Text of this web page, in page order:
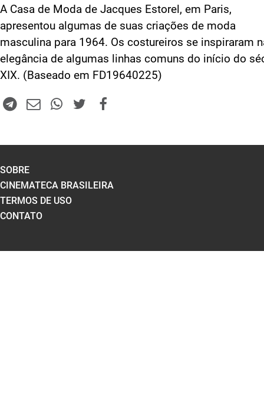
A Casa de Moda de Jacques Estorel, em Paris,
apresentou algumas de suas criações de moda
masculina para 1964. Os costureiros se inspiraram
elegância de algumas linhas comuns do início do
XIX. (Baseado em FD19640225)
SOBRE
CINEMATECA BRASILEIRA
TERMOS DE USO
CONTATO